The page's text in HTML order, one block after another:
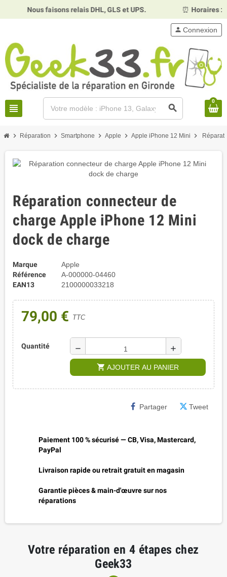
faisons relais DHL, GLS et UPS. Horaires :Mardi,
view_headline search
person Connexion
0
chevron_right Réparation chevron_right Smartphone chevron_right Apple chevron_right Apple iPhone 12 Mini chevron_right
Réparation connecteur de
charge Apple iPhone 12 Mini
dock de charge
Marque
Apple
Référence
A-000000-04460
EAN13
2100000033218
79,00 € TTC
Quantité remove add
shopping_cart AJOUTER AU PANIER
Partager Tweet
Paiement 100 % sécurisé — CB, Visa, Mastercard,
PayPal
Livraison rapide ou retrait gratuit en magasin
Garantie pièces & main-d'œuvre sur nos
réparations
Votre réparation en 4 étapes chez
Geek33